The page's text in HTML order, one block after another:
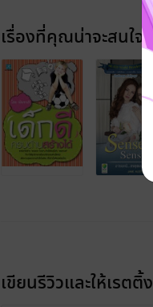
เรื่องที่คุณน่าจะสนใจ
เขียนรีวิวและให้เรตติ้ง